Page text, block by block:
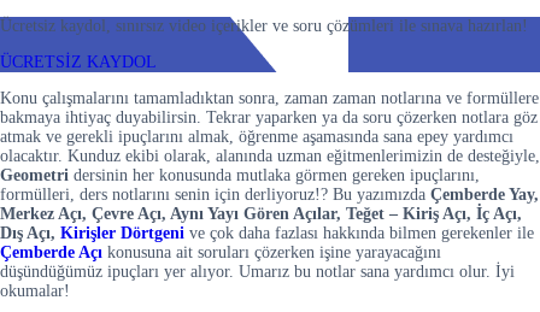
Ücretsiz kaydol, sınırsız video içerikler ve soru çözümleri ile sınava hazırlan!
ÜCRETSİZ KAYDOL
Konu çalışmalarını tamamladıktan sonra, zaman zaman notlarına ve formüllere
bakmaya ihtiyaç duyabilirsin. Tekrar yaparken ya da soru çözerken notlara göz
atmak ve gerekli ipuçlarını almak, öğrenme aşamasında sana epey yardımcı
olacaktır. Kunduz ekibi olarak, alanında uzman eğitmenlerimizin de desteğiyle,
Geometri dersinin her konusunda mutlaka görmen gereken ipuçlarını,
formülleri, ders notlarını senin için derliyoruz!? Bu yazımızda Çemberde Yay,
Merkez Açı, Çevre Açı, Aynı Yayı Gören Açılar, Teğet – Kiriş Açı, İç Açı,
Dış Açı, Kirişler Dörtgeni ve çok daha fazlası hakkında bilmen gerekenler ile
Çemberde Açı konusuna ait soruları çözerken işine yarayacağını
düşündüğümüz ipuçları yer alıyor. Umarız bu notlar sana yardımcı olur. İyi
okumalar!